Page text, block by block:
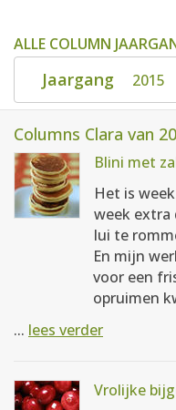
ALLE COLUMN
Jaargang 2015
Columns Clara van
Blini met
Het is
week extra
lui te
En mijn
voor een
opruimen
... lees verder
Vrolijke